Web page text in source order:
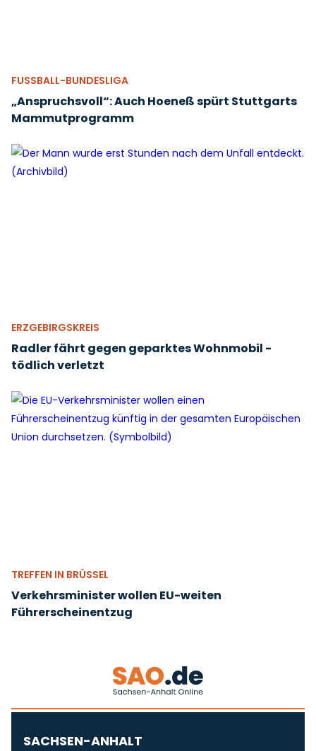
FUSSBALL-BUNDESLIGA
„Anspruchsvoll“: Auch Hoeneß spürt Stuttgarts
Mammutprogramm
ERZGEBIRGSKREIS
Radler fährt gegen geparktes Wohnmobil -
tödlich verletzt
TREFFEN IN BRÜSSEL
Verkehrsminister wollen EU-weiten
Führerscheinentzug
SACHSEN-ANHALT